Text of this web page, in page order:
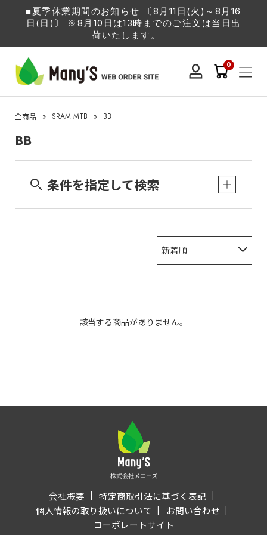
■夏季休業期間のお知らせ 〔8月11日(火)～8月16
日(日)〕 ※8月10日は13時までのご注文は当日出
荷いたします。
0
全商品 » SRAM MTB » BB
BB
条件を指定して検索
新着順
該当する商品がありません。
会社概要
特定商取引法に基づく表記
個人情報の取り扱いについて
お問い合わせ
コーポレートサイト